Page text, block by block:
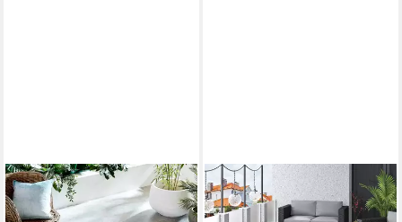
SIMPEX24
Outdoorteppich Unicolor -
PERGAMON
Outdoorteppich In & Outdoor